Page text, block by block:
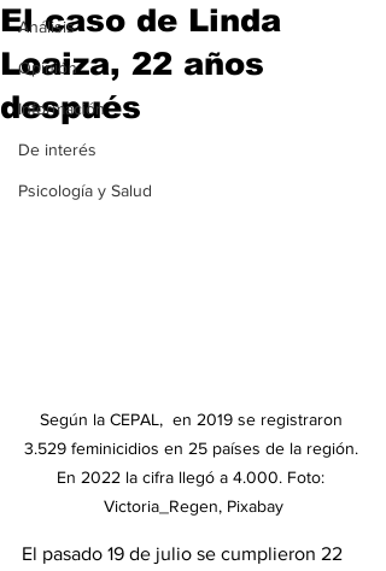
Análisis
Opinión
Información
De interés
Psicología y Salud
El caso de Linda
Loaiza, 22 años
después
Según la CEPAL,  en 2019 se registraron
3.529 feminicidios en 25 países de la región.
En 2022 la cifra llegó a 4.000. Foto:
Victoria_Regen, Pixabay
El pasado 19 de julio se cumplieron 22